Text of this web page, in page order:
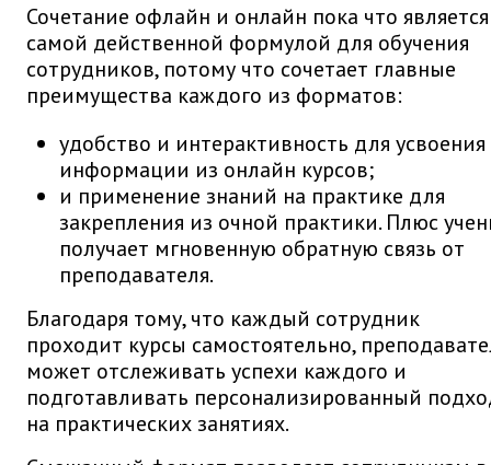
Сочетание офлайн и онлайн пока что является
самой действенной формулой для обучения
сотрудников, потому что сочетает главные
преимущества каждого из форматов:
удобство и интерактивность для усвоения
информации из онлайн курсов;
и применение знаний на практике для
закрепления из очной практики. Плюс
получает мгновенную обратную связь от
преподавателя.
Благодаря тому, что каждый сотрудник
проходит курсы самостоятельно,
может отслеживать успехи каждого и
подготавливать персонализированный
на практических занятиях.